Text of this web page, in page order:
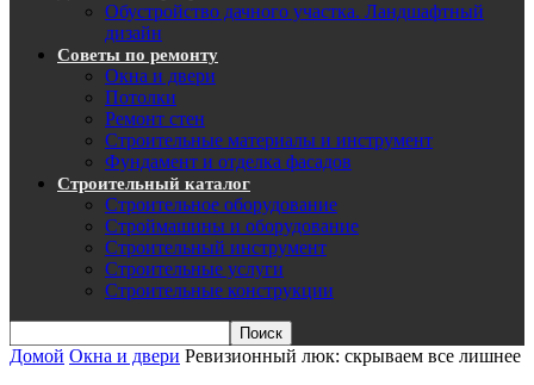
Обустройство дачного участка. Ландшафтный
дизайн
Советы по ремонту
Окна и двери
Потолки
Ремонт стен
Строительные материалы и инструмент
Фундамент и отделка фасадов
Строительный каталог
Строительное оборудование
Строймашины и оборудование
Строительный инструмент
Строительные услуги
Строительные конструкции
Домой Окна и двери Ревизионный люк: скрываем все лишнее